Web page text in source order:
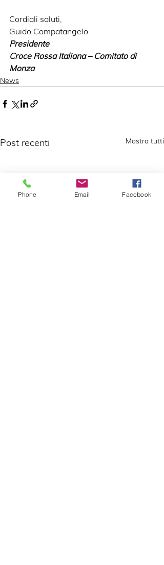
Cordiali saluti,
Guido Compatangelo
Presidente
Croce Rossa Italiana – Comitato di
Monza
News
Post recenti Mostra tutti
Phone Email Facebook